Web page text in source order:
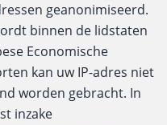
geanonimiseerd.
binnen de lidstaten
Economische
kan uw IP-adres niet
worden gebracht. In
inzake